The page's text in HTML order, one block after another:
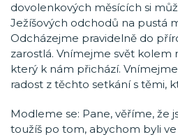
dovolenkových měsících si
Ježíšových odchodů na pustá
Odcházejme pravidelně do
zarostlá. Vnímejme svět kolem
který k nám přichází.
radost z těchto setkání s těmi,
Modleme se: Pane, věříme, že
toužíš po tom, abychom byli